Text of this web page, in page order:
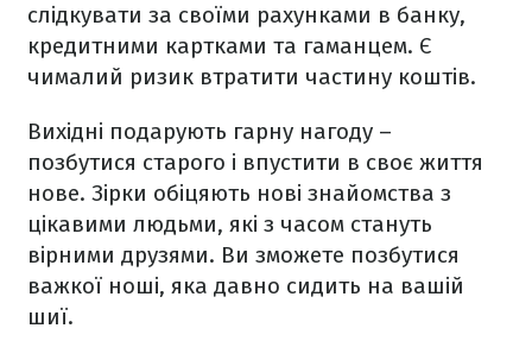
слідкувати за своїми рахунками в банку,
кредитними картками та гаманцем. Є
чималий ризик втратити частину коштів.
Вихідні подарують гарну нагоду –
позбутися старого і впустити в своє життя
нове. Зірки обіцяють нові знайомства з
цікавими людьми, які з часом стануть
вірними друзями. Ви зможете позбутися
важкої ноші, яка давно сидить на вашій
шиї.